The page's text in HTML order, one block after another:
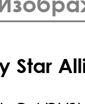
Star